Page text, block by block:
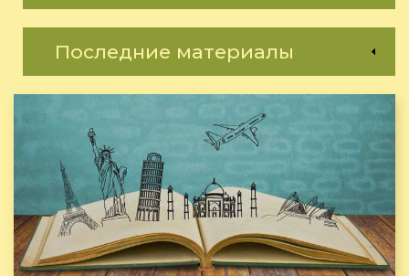
Последние материалы